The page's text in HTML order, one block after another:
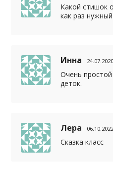
Какой стишок
как раз
Инна
Очень
деток.
Лера
Сказка класс